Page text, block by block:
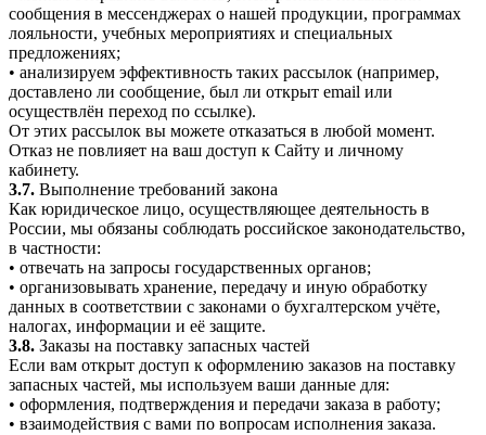
сообщения в мессенджерах о нашей продукции, программах
лояльности, учебных мероприятиях и специальных
предложениях;
• анализируем эффективность таких рассылок (например,
доставлено ли сообщение, был ли открыт email или
осуществлён переход по ссылке).
От этих рассылок вы можете отказаться в любой момент.
Отказ не повлияет на ваш доступ к Сайту и личному
кабинету.
3.7. Выполнение требований закона
Как юридическое лицо, осуществляющее деятельность в
России, мы обязаны соблюдать российское законодательство,
в частности:
• отвечать на запросы государственных органов;
• организовывать хранение, передачу и иную обработку
данных в соответствии с законами о бухгалтерском учёте,
налогах, информации и её защите.
3.8. Заказы на поставку запасных частей
Если вам открыт доступ к оформлению заказов на поставку
запасных частей, мы используем ваши данные для:
• оформления, подтверждения и передачи заказа в работу;
• взаимодействия с вами по вопросам исполнения заказа.